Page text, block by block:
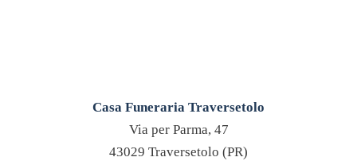
Casa Funeraria Traversetolo
Via per Parma, 47
43029 Traversetolo (PR)